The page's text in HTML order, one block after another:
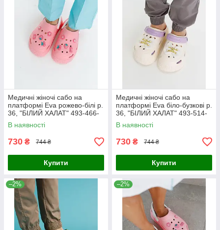
Медичні жіночі сабо на
платформі Eva рожево-білі р.
36, "БІЛИЙ ХАЛАТ" 493-466-
929
В наявності
730 ₴ 744 ₴
Купити
Медичні жіночі сабо на
платформі Eva біло-бузкові р.
36, "БІЛИЙ ХАЛАТ" 493-514-
929
В наявності
730 ₴ 744 ₴
Купити
–2% –2%